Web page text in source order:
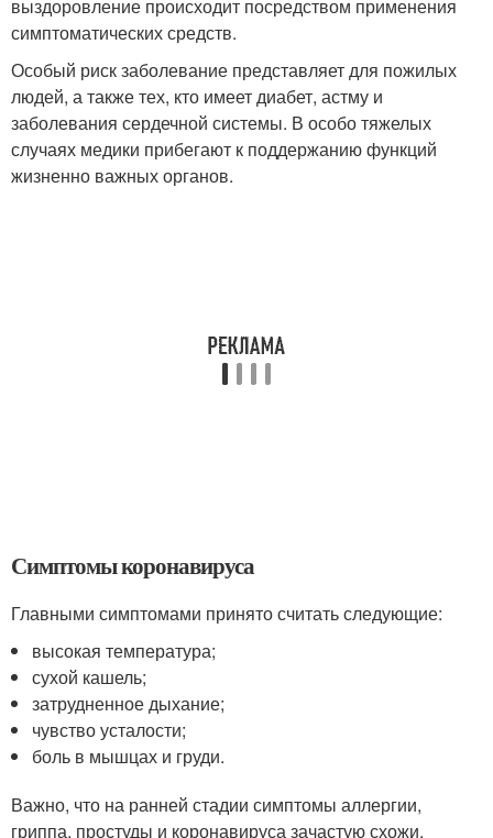
выздоровление происходит посредством применения
симптоматических средств.
Особый риск заболевание представляет для пожилых
людей, а также тех, кто имеет диабет, астму и
заболевания сердечной системы. В особо тяжелых
случаях медики прибегают к поддержанию функций
жизненно важных органов.
Симптомы коронавируса
Главными симптомами принято считать следующие:
высокая температура;
сухой кашель;
затрудненное дыхание;
чувство усталости;
боль в мышцах и груди.
Важно, что на ранней стадии симптомы аллергии,
гриппа, простуды и коронавируса зачастую схожи.